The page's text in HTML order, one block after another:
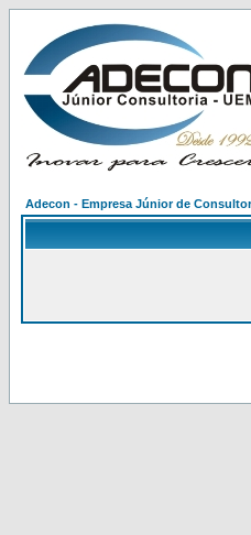
Adecon - Empresa Júnior de